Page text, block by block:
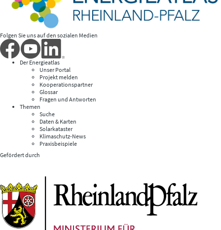
Folgen Sie uns auf den sozialen Medien
Der Energieatlas
Unser Portal
Projekt melden
Kooperationspartner
Glossar
Fragen und Antworten
Themen
Suche
Daten & Karten
Solarkataster
Klimaschutz-News
Praxisbeispiele
Gefördert durch